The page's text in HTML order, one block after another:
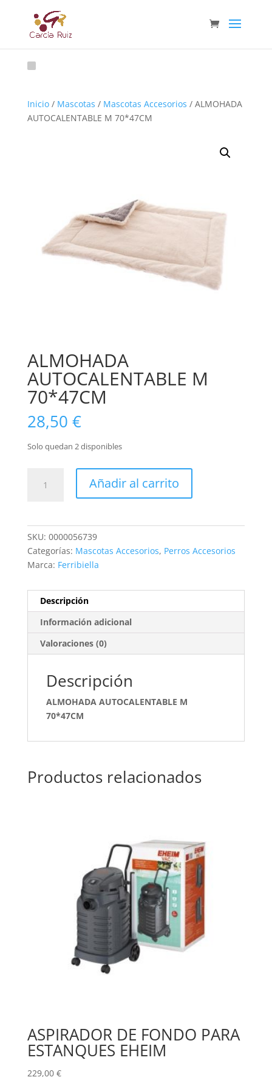
Inicio/ Mascotas / Mascotas Accesorios / ALMOHADA
AUTOCALENTABLE M 70*47CM
ALMOHADA
AUTOCALENTABLE M
70*47CM
28,50 €
Solo quedan 2 disponibles
AUTOCALENTABLEAñadir al carrito
SKU: 0000056739
Categorías: Mascotas Accesorios, Perros Accesorios
Marca: Ferribiella
Descripción
Información adicional
Valoraciones (0)
Descripción
ALMOHADA AUTOCALENTABLE M
70*47CM
Productos relacionados
ASPIRADOR DE FONDO PARA
ESTANQUES EHEIM
229,00 €